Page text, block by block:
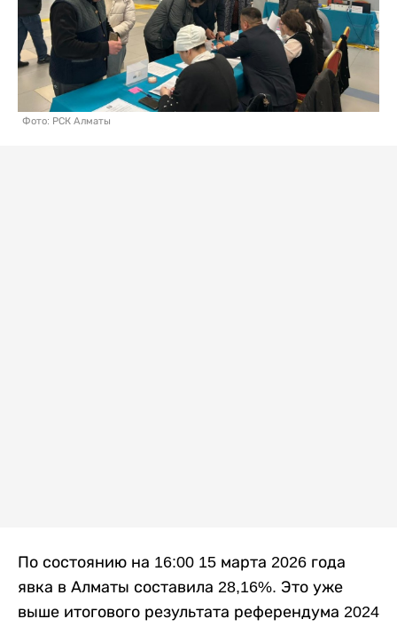
Фото: РСК Алматы
По состоянию на 16:00 15 марта 2026 года
явка в Алматы составила 28,16%. Это уже
выше итогового результата референдума 2024